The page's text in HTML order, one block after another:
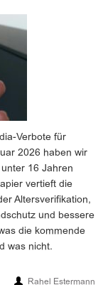
Verbote für
2026 haben wir
16 Jahren
vertieft die
Altersverifikation,
und bessere
die kommende
was nicht.
Rahel Estermann